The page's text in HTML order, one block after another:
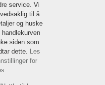
service. Vi
til å
og huske
siden som
dette.
Les
for